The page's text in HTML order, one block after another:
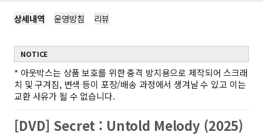
상세내역 운영방침 리뷰
NOTICE
* 아웃박스는 상품 보호를 위한 충격 방지용으로 제작되어 스크래
치 및 구겨짐, 변색 등이 포장/배송 과정에서 생겨날 수 있고 이는
교환 사유가 될 수 없습니다.
[DVD] Secret : Untold Melody (2025)